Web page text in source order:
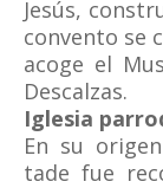
Jesús,
convento se
acoge el
Descalzas.
Iglesia
En su
tade fue